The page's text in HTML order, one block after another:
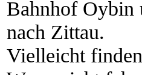
Bahnhof Oybin
nach Zittau.
Vielleicht